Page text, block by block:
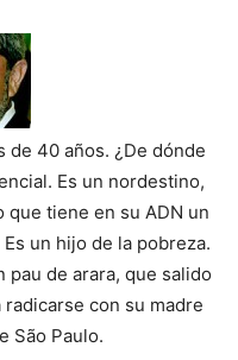
de 40 años. ¿De dónde
Es un nordestino,
tiene en su ADN un
un hijo de la pobreza.
de arara, que salido
con su madre
São Paulo.